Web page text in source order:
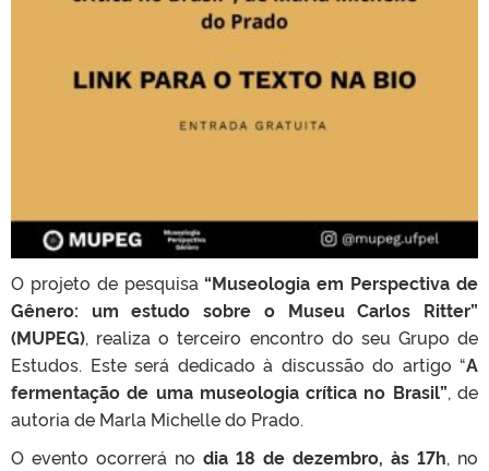
O projeto de pesquisa “Museologia em Perspectiva de
Gênero: um estudo sobre o Museu Carlos Ritter”
(MUPEG), realiza o terceiro encontro do seu Grupo de
Estudos. Este será dedicado à discussão do artigo “A
fermentação de uma museologia crítica no Brasil”, de
autoria de Marla Michelle do Prado.
O evento ocorrerá no dia 18 de dezembro, às 17h, no